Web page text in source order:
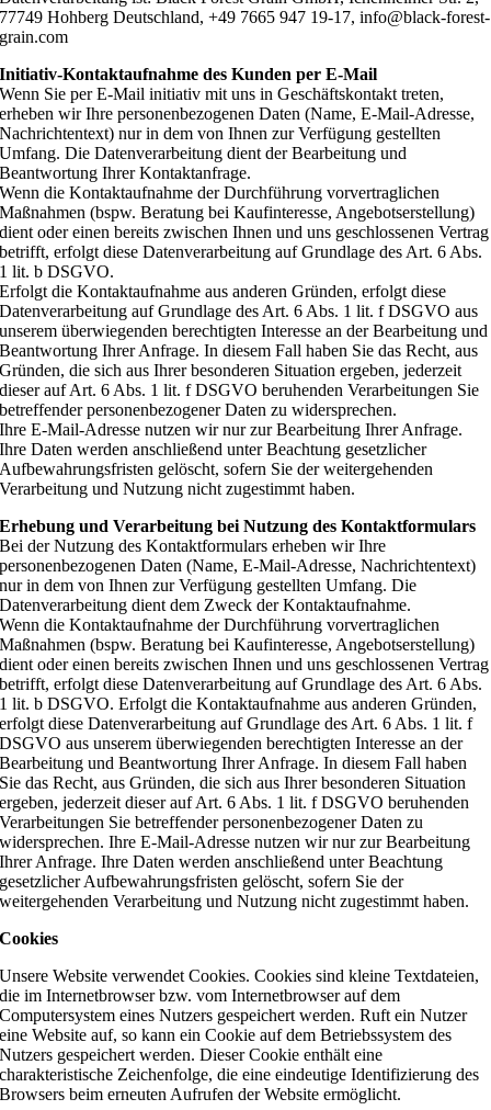
77749 Hohberg Deutschland, +49 7665 947 19-17, info@black-forest-
grain.com
Initiativ-Kontaktaufnahme des Kunden per E-Mail
Wenn Sie per E-Mail initiativ mit uns in Geschäftskontakt treten,
erheben wir Ihre personenbezogenen Daten (Name, E-Mail-Adresse,
Nachrichtentext) nur in dem von Ihnen zur Verfügung gestellten
Umfang. Die Datenverarbeitung dient der Bearbeitung und
Beantwortung Ihrer Kontaktanfrage.
Wenn die Kontaktaufnahme der Durchführung vorvertraglichen
Maßnahmen (bspw. Beratung bei Kaufinteresse, Angebotserstellung)
dient oder einen bereits zwischen Ihnen und uns geschlossenen Vertrag
betrifft, erfolgt diese Datenverarbeitung auf Grundlage des Art. 6 Abs.
1 lit. b DSGVO.
Erfolgt die Kontaktaufnahme aus anderen Gründen, erfolgt diese
Datenverarbeitung auf Grundlage des Art. 6 Abs. 1 lit. f DSGVO aus
unserem überwiegenden berechtigten Interesse an der Bearbeitung und
Beantwortung Ihrer Anfrage. In diesem Fall haben Sie das Recht, aus
Gründen, die sich aus Ihrer besonderen Situation ergeben, jederzeit
dieser auf Art. 6 Abs. 1 lit. f DSGVO beruhenden Verarbeitungen Sie
betreffender personenbezogener Daten zu widersprechen.
Ihre E-Mail-Adresse nutzen wir nur zur Bearbeitung Ihrer Anfrage.
Ihre Daten werden anschließend unter Beachtung gesetzlicher
Aufbewahrungsfristen gelöscht, sofern Sie der weitergehenden
Verarbeitung und Nutzung nicht zugestimmt haben.
Erhebung und Verarbeitung bei Nutzung des Kontaktformulars
Bei der Nutzung des Kontaktformulars erheben wir Ihre
personenbezogenen Daten (Name, E-Mail-Adresse, Nachrichtentext)
nur in dem von Ihnen zur Verfügung gestellten Umfang. Die
Datenverarbeitung dient dem Zweck der Kontaktaufnahme.
Wenn die Kontaktaufnahme der Durchführung vorvertraglichen
Maßnahmen (bspw. Beratung bei Kaufinteresse, Angebotserstellung)
dient oder einen bereits zwischen Ihnen und uns geschlossenen Vertrag
betrifft, erfolgt diese Datenverarbeitung auf Grundlage des Art. 6 Abs.
1 lit. b DSGVO. Erfolgt die Kontaktaufnahme aus anderen Gründen,
erfolgt diese Datenverarbeitung auf Grundlage des Art. 6 Abs. 1 lit. f
DSGVO aus unserem überwiegenden berechtigten Interesse an der
Bearbeitung und Beantwortung Ihrer Anfrage. In diesem Fall haben
Sie das Recht, aus Gründen, die sich aus Ihrer besonderen Situation
ergeben, jederzeit dieser auf Art. 6 Abs. 1 lit. f DSGVO beruhenden
Verarbeitungen Sie betreffender personenbezogener Daten zu
widersprechen. Ihre E-Mail-Adresse nutzen wir nur zur Bearbeitung
Ihrer Anfrage. Ihre Daten werden anschließend unter Beachtung
gesetzlicher Aufbewahrungsfristen gelöscht, sofern Sie der
weitergehenden Verarbeitung und Nutzung nicht zugestimmt haben.
Cookies
Unsere Website verwendet Cookies. Cookies sind kleine Textdateien,
die im Internetbrowser bzw. vom Internetbrowser auf dem
Computersystem eines Nutzers gespeichert werden. Ruft ein Nutzer
eine Website auf, so kann ein Cookie auf dem Betriebssystem des
Nutzers gespeichert werden. Dieser Cookie enthält eine
charakteristische Zeichenfolge, die eine eindeutige Identifizierung des
Browsers beim erneuten Aufrufen der Website ermöglicht.